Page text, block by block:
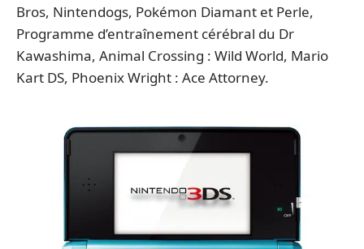
Bros, Nintendogs, Pokémon Diamant et Perle,
Programme d’entraînement cérébral du Dr
Kawashima, Animal Crossing : Wild World, Mario
Kart DS, Phoenix Wright : Ace Attorney.